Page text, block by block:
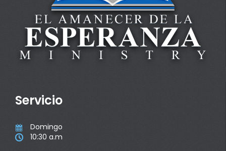
Servicio
 Domingo
 10:30 a.m